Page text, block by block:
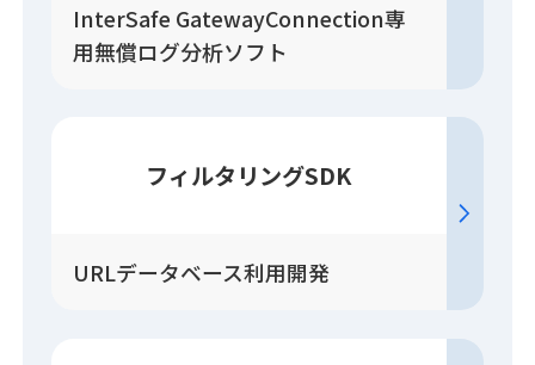
InterSafe GatewayConnection専
用無償ログ分析ソフト
フィルタリングSDK
URLデータベース利用開発